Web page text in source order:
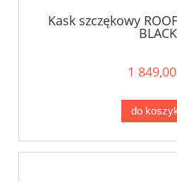
Kask szczękowy
BLACK
1 849,00
do